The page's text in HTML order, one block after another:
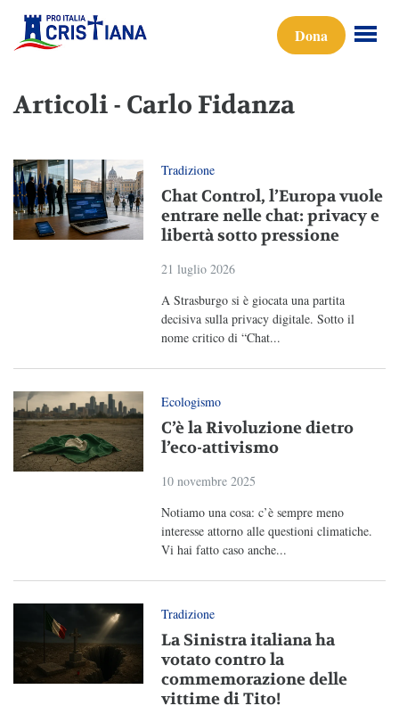
Dona
Articoli - Carlo Fidanza
Tradizione
Chat Control, l’Europa vuole
entrare nelle chat: privacy e
libertà sotto pressione
21 luglio 2026
A Strasburgo si è giocata una partita
decisiva sulla privacy digitale. Sotto il
nome critico di “Chat...
Ecologismo
C’è la Rivoluzione dietro
l’eco-attivismo
10 novembre 2025
Notiamo una cosa: c’è sempre meno
interesse attorno alle questioni climatiche.
Vi hai fatto caso anche...
Tradizione
La Sinistra italiana ha
votato contro la
commemorazione delle
vittime di Tito!